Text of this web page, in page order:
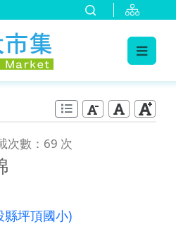
次數：69 次
縣坪頂國小)